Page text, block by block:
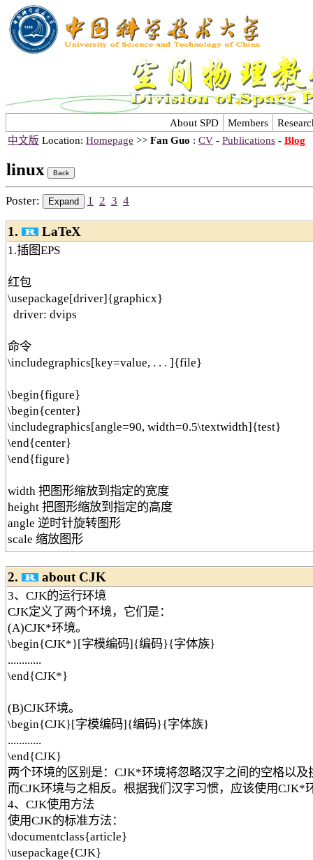
About SPD Members
中文版 Location: Homepage >> Fan Guo : CV - Publications - Blog
linux
Poster: 1 2 3 4
1. LaTeX
1.插图EPS
红包
\usepackage[driver]{graphicx}
driver: dvips
命令
\includegraphics[key=value, . . . ]{file}
\begin{figure}
\begin{center}
\includegraphics[angle=90, width=0.5\textwidth]{test}
\end{center}
\end{figure}
width 把图形缩放到指定的宽度
height 把图形缩放到指定的高度
angle 逆时针旋转图形
scale 缩放图形
2. about CJK
3、CJK的运行环境
CJK定义了两个环境，它们是：
(A)CJK*环境。
\begin{CJK*}[字模编码]{编码}{字体族}
............
\end{CJK*}
(B)CJK环境。
\begin{CJK}[字模编码]{编码}{字体族}
............
\end{CJK}
两个环境的区别是：CJK*环境将忽略汉字之间的空格以
而CJK环境与之相反。根据我们汉字习惯，应该使用CJK*
4、CJK使用方法
使用CJK的标准方法：
\documentclass{article}
\usepackage{CJK}